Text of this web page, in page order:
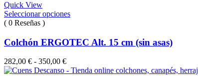
Quick View
Seleccionar opciones
( 0 Reseñas )
Colchón ERGOTEC Alt. 15 cm (sin asas)
282,00 € - 350,00 €Rango
de